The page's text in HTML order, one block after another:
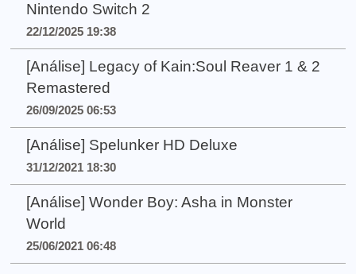
Nintendo Switch 2
22/12/2025 19:38
[Análise] Legacy of Kain:Soul Reaver 1 & 2
Remastered
26/09/2025 06:53
[Análise] Spelunker HD Deluxe
31/12/2021 18:30
[Análise] Wonder Boy: Asha in Monster
World
25/06/2021 06:48